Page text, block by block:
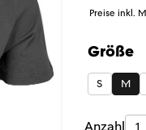
Preise inkl.
Größe
S M
Anzahl